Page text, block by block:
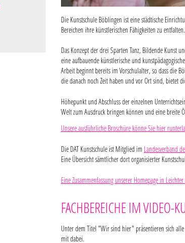
Die Kunstschule Böblingen ist eine städtische
Bereichen ihre künstlerischen Fähigkeiten zu
Das Konzept der drei Sparten Tanz, Bildende Kunst
eine aufbauende künstlerische und
Arbeit beginnt bereits im Vorschulalter, so dass die
die danach noch Zeit haben und vor Ort sind, bietet
Höhepunkt und Abschluss der einzelnen
Welt zum Ausdruck bringen können und eine breite
Unsere ausführliche Broschüre könne Sie hier
Die DAT Kunstschule ist Mitglied im Landesverband
Eine Übersicht sämtlicher dort organisierter
Eine Zusammenfassung unserer Homepage in
FACHBEREICHE IM VIDEO-
Unter dem Titel "Wir sind hier" präsentieren sich
mit dabei.